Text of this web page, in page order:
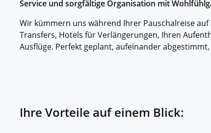
Alle
Service und sorgfältige Organisation mit
Wir kümmern uns während Ihrer Pauschalreise
Transfers, Hotels für Verlängerungen, Ihren
Ausflüge. Perfekt geplant, aufeinander
Ihre Vorteile auf einem Blick: